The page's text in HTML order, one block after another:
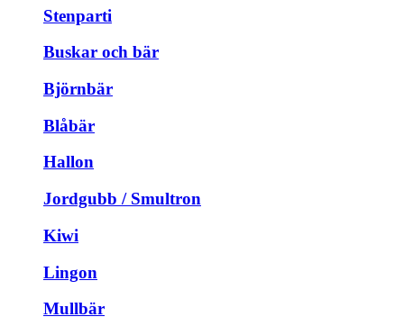
Stenparti
Buskar och bär
Björnbär
Blåbär
Hallon
Jordgubb / Smultron
Kiwi
Lingon
Mullbär